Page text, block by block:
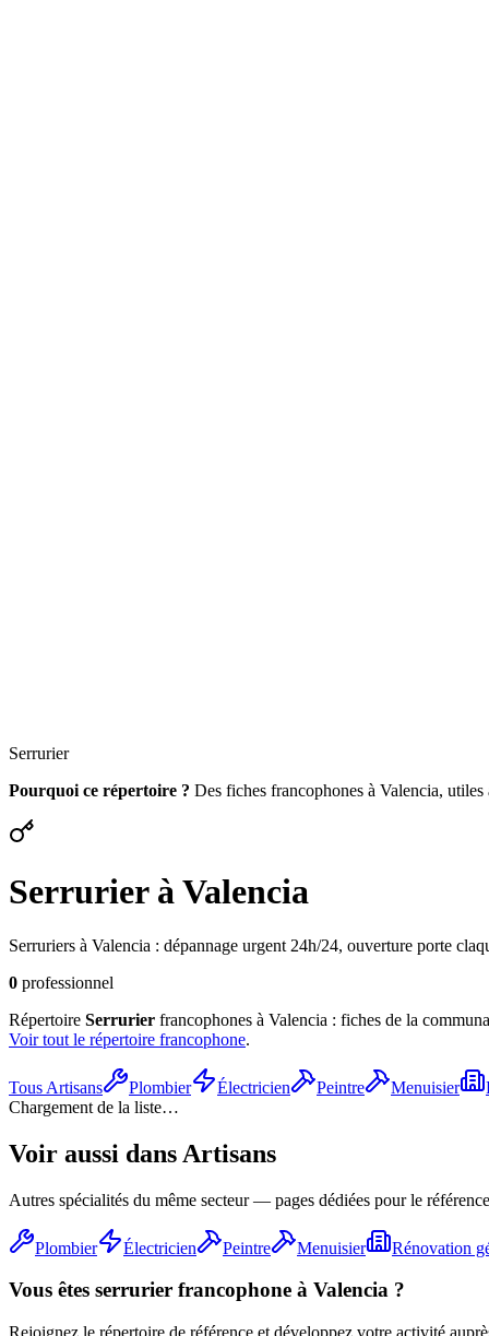
Serrurier
Pourquoi ce répertoire ? Des fiches francophones à Valencia,
Serrurier à Valencia
Serruriers à Valencia : dépannage urgent 24h/24, ouverture porte
0 professionnel
Répertoire Serrurier francophones à Valencia : fiches de la
Voir tout le répertoire francophone.
Tous Artisans Plombier Électricien Peintre Menuisier
Chargement de la liste…
Voir aussi dans Artisans
Autres spécialités du même secteur — pages dédiées pour le
Plombier Électricien Peintre Menuisier Rénovation
Vous êtes serrurier francophone à Valencia ?